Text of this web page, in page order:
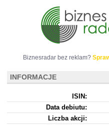
Biznesradar bez reklam?
INFORMACJE
ISIN:
Data debiutu:
Liczba akcji: